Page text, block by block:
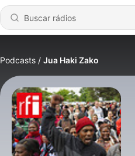
Podcasts Jua Haki Zako